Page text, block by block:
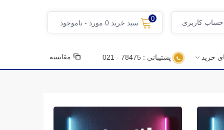
حساب کاربری
0
سبد خرید 0 مورد - ناموجود
خرید پشتیبانی : 78475 - 021 مقایسه